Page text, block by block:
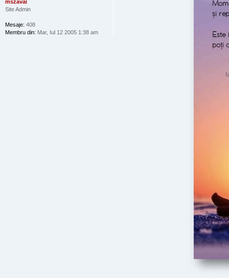
mszavai
Site Admin
Mesaje: 408
Membru din: Mar, Iul 12 2005 1:38 am